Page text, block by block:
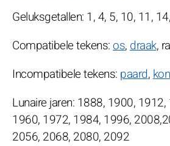
Geluksgetallen: 1, 4, 5, 10, 11,
Compatibele tekens:os, draak,
Incompatibele tekens: paard,
Lunaire jaren: 1888, 1900,
1960, 1972, 1984, 1996,
2056, 2068, 2080, 2092